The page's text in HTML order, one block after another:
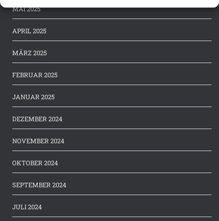
MAI 2025
APRIL 2025
MÄRZ 2025
FEBRUAR 2025
JANUAR 2025
DEZEMBER 2024
NOVEMBER 2024
OKTOBER 2024
SEPTEMBER 2024
JULI 2024